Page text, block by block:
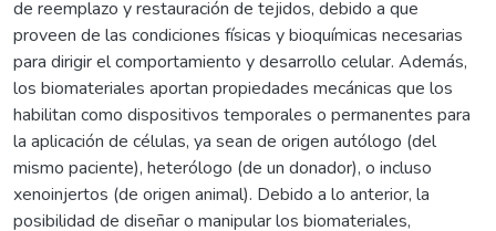
de reemplazo y restauración de tejidos, debido a que
proveen de las condiciones físicas y bioquímicas necesarias
para dirigir el comportamiento y desarrollo celular. Además,
los biomateriales aportan propiedades mecánicas que los
habilitan como dispositivos temporales o permanentes para
la aplicación de células, ya sean de origen autólogo (del
mismo paciente), heterólogo (de un donador), o incluso
xenoinjertos (de origen animal). Debido a lo anterior, la
posibilidad de diseñar o manipular los biomateriales,